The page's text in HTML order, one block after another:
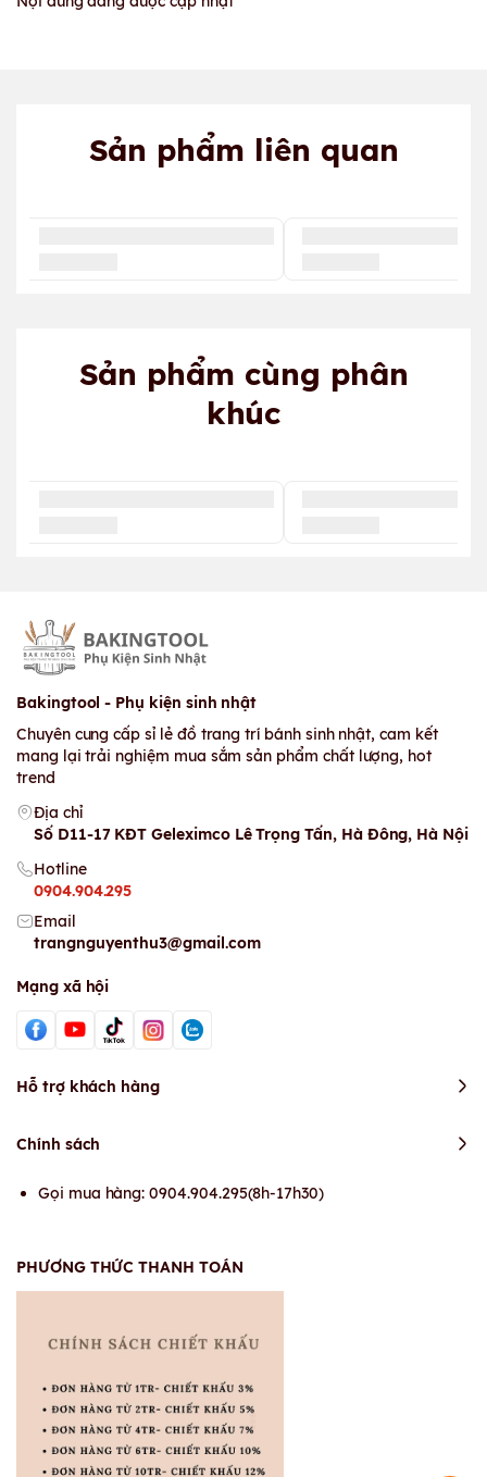
Sản phẩm liên quan
Sản phẩm cùng phân
khúc
Bakingtool - Phụ kiện sinh nhật
Chuyên cung cấp sỉ lẻ đồ trang trí bánh sinh nhật, cam kết
mang lại trải nghiệm mua sắm sản phẩm chất lượng, hot
trend
Địa chỉ
Số D11-17 KĐT Geleximco Lê Trọng Tấn, Hà Đông, Hà Nội
Hotline
0904.904.295
Email
trangnguyenthu3@gmail.com
Mạng xã hội
Hỗ trợ khách hàng
Chính sách
Gọi mua hàng: 0904.904.295(8h-17h30)
PHƯƠNG THỨC THANH TOÁN